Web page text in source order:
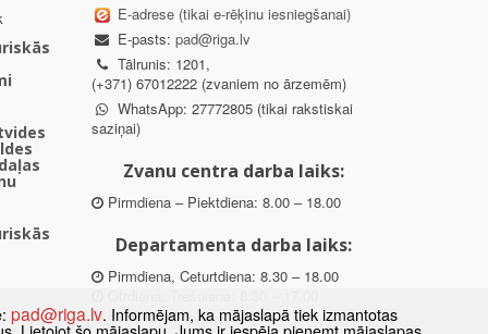
E-adrese (tikai e-rēķinu iesniegšanai)
E-pasts: pad@riga.lv
Tālrunis: 1201,
(+371) 67012222 (zvaniem no ārzemēm)
WhatsApp: 27772805 (tikai rakstiskai
saziņai)
Zvanu centra darba laiks:
Pirmdiena – Piektdiena: 8.00 – 18.00
Departamenta darba laiks:
Pirmdiena, Ceturtdiena: 8.30 – 18.00
Piektdiena: 8.30 – 15.00
pad@riga.lv. Informējam, ka mājaslapā tiek izmantotas